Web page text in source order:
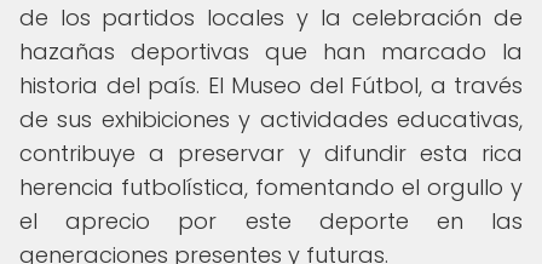
de los partidos locales y la celebración de
hazañas deportivas que han marcado la
historia del país. El Museo del Fútbol, a través
de sus exhibiciones y actividades educativas,
contribuye a preservar y difundir esta rica
herencia futbolística, fomentando el orgullo y
el aprecio por este deporte en las
generaciones presentes y futuras.